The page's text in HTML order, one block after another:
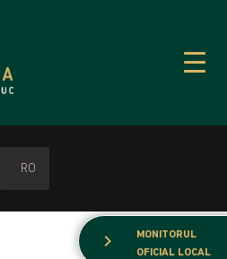
RO
chevron_right
MONITORUL
OFICIAL LOCAL